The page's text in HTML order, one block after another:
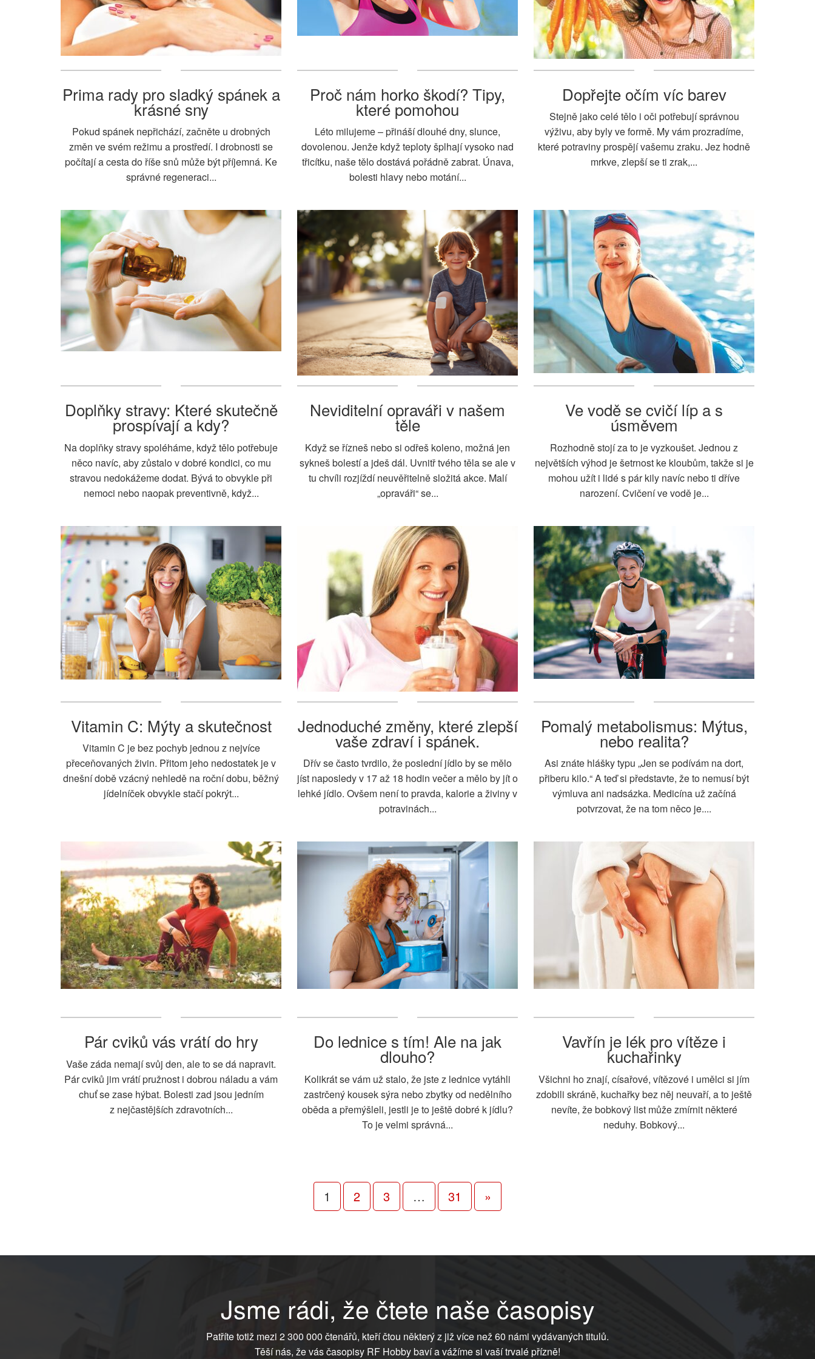
Prima rady pro sladký spánek a
krásné sny
Pokud spánek nepřichází, začněte u drobných
změn ve svém režimu a prostředí. I drobnosti se
počítají a cesta do říše snů může být příjemná. Ke
správné regeneraci...
Proč nám horko škodí? Tipy,
které pomohou
Léto milujeme – přináší dlouhé dny, slunce,
dovolenou. Jenže když teploty šplhají vysoko nad
třicítku, naše tělo dostává pořádně zabrat. Únava,
bolesti hlavy nebo motání...
Dopřejte očím víc barev
Stejně jako celé tělo i oči potřebují správnou
výživu, aby byly ve formě. My vám prozradíme,
které potraviny prospějí vašemu zraku. Jez hodně
mrkve, zlepší se ti zrak,...
Doplňky stravy: Které skutečně
prospívají a kdy?
Na doplňky stravy spoléháme, když tělo potřebuje
něco navíc, aby zůstalo v dobré kondici, co mu
stravou nedokážeme dodat. Bývá to obvykle při
nemoci nebo naopak preventivně, když...
Neviditelní opraváři v našem
těle
Když se řízneš nebo si odřeš koleno, možná jen
sykneš bolestí a jdeš dál. Uvnitř tvého těla se ale v
tu chvíli rozjíždí neuvěřitelně složitá akce. Malí
„opraváři“ se...
Ve vodě se cvičí líp a s
úsměvem
Rozhodně stojí za to je vyzkoušet. Jednou z
největších výhod je šetrnost ke kloubům, takže si je
mohou užít i lidé s pár kily navíc nebo ti dříve
narození. Cvičení ve vodě je...
Vitamin C: Mýty a skutečnost
Vitamin C je bez pochyb jednou z nejvíce
přeceňovaných živin. Přitom jeho nedostatek je v
dnešní době vzácný nehledě na roční dobu, běžný
jídelníček obvykle stačí pokrýt...
Jednoduché změny, které zlepší
vaše zdraví i spánek.
Dřív se často tvrdilo, že poslední jídlo by se mělo
jíst naposledy v 17 až 18 hodin večer a mělo by jít o
lehké jídlo. Ovšem není to pravda, kalorie a živiny v
potravinách...
Pomalý metabolismus: Mýtus,
nebo realita?
Asi znáte hlášky typu „Jen se podívám na dort,
přiberu kilo.“ A teď si představte, že to nemusí být
výmluva ani nadsázka. Medicína už začíná
potvrzovat, že na tom něco je....
Pár cviků vás vrátí do hry
Vaše záda nemají svůj den, ale to se dá napravit.
Pár cviků jim vrátí pružnost i dobrou náladu a vám
chuť se zase hýbat. Bolesti zad jsou jedním
z nejčastějších zdravotních...
Do lednice s tím! Ale na jak
dlouho?
Kolikrát se vám už stalo, že jste z lednice vytáhli
zastrčený kousek sýra nebo zbytky od nedělního
oběda a přemýšleli, jestli je to ještě dobré k jídlu?
To je velmi správná...
Vavřín je lék pro vítěze i
kuchařinky
Všichni ho znají, císařové, vítězové i umělci si jím
zdobili skráně, kuchařky bez něj neuvaří, a to ještě
nevíte, že bobkový list může zmírnit některé
neduhy. Bobkový...
1 2 3 … 31 »
Jsme rádi, že čtete naše časopisy
Patříte totiž mezi 2 300 000 čtenářů, kteří čtou některý z již více než 60 námi vydávaných titulů.
Těší nás, že vás časopisy RF Hobby baví a vážíme si vaší trvalé přízně!